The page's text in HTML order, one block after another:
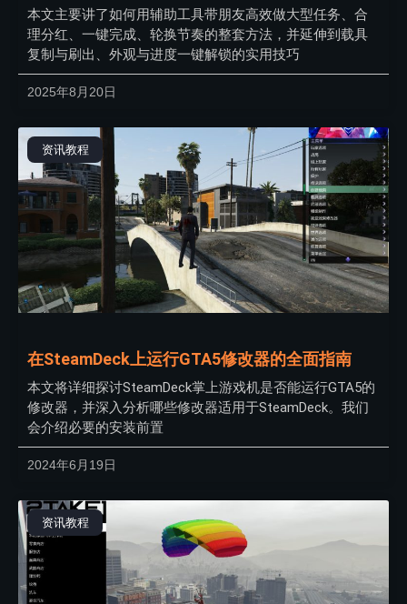
本文主要讲了如何用辅助工具带朋友高效做大型任务、合
理分红、一键完成、轮换节奏的整套方法，并延伸到载具
复制与刷出、外观与进度一键解锁的实用技巧
2025年8月20日
资讯教程
在SteamDeck上运行GTA5修改器的全面指南
本文将详细探讨SteamDeck掌上游戏机是否能运行GTA5的
修改器，并深入分析哪些修改器适用于SteamDeck。我们
会介绍必要的安装前置
2024年6月19日
资讯教程